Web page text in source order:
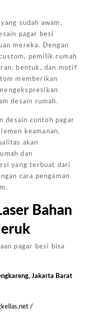
sudah awam,
pagar besi
mereka. Dengan
pemilik rumah
bentuk, dan motif
memberikan
desain rumah.
desain contoh pagar
keamanan.
akan
dan
yang terbuat dari
cara pengaman
Bahan
pagar besi bisa
Jakarta Barat
/